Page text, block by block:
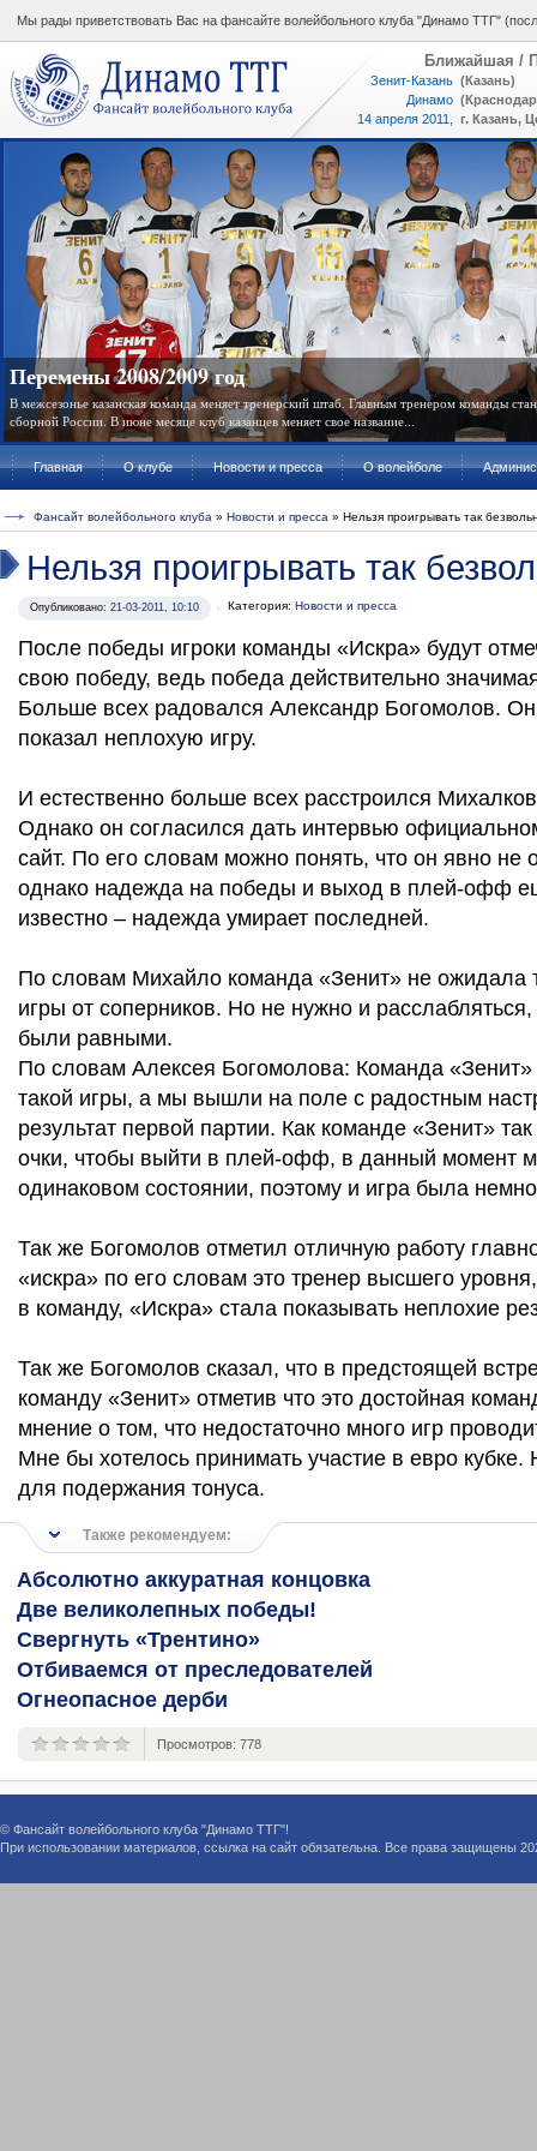
Мы рады приветствовать Вас на фансайте волейбольного клуба "Динамо ТТГ"
ВК "Динамо ТТГ"
Ближайшая /
Зенит-Казань (Казань)
Динамо
14 апреля 2011,
17:00
г. Казань,
Перемены 2008/2009 год
В межсезонье казанская команда меняет тренерский штаб. Главным тренером команды
сборной России. В июне месяце клуб казанцев меняет свое название...
Главная О клубе Новости и пресса О волейболе
Фансайт волейбольного клуба » Новости и пресса » Нельзя проигрывать так
Нельзя проигрывать так
Опубликовано: 21-03-2011, 10:10 Категория: Новости и пресса
После победы игроки команды «Искра» будут
свою победу, ведь победа действительно
Больше всех радовался Александр Богомолов. Он
показал неплохую игру.
И естественно больше всех расстроился
Однако он согласился дать интервью
сайт. По его словам можно понять, что он явно не
однако надежда на победы и выход в плей-офф
известно – надежда умирает последней.
По словам Михайло команда «Зенит» не ожидала
игры от соперников. Но не нужно и расслабляться,
были равными.
По словам Алексея Богомолова: Команда
такой игры, а мы вышли на поле с радостным
результат первой партии. Как команде «Зенит»
очки, чтобы выйти в плей-офф, в данный момент
одинаковом состоянии, поэтому и игра была
Так же Богомолов отметил отличную работу
«искра» по его словам это тренер высшего
в команду, «Искра» стала показывать неплохие
Так же Богомолов сказал, что в предстоящей
команду «Зенит» отметив что это достойная
мнение о том, что недостаточно много игр
Мне бы хотелось принимать участие в евро
для подержания тонуса.
Также рекомендуем:
Абсолютно аккуратная концовка
Две великолепных победы!
Свергнуть «Трентино»
Отбиваемся от преследователей
Огнеопасное дерби
Просмотров: 778
© Фансайт волейбольного клуба "Динамо ТТГ"!
При использовании материалов, ссылка на сайт обязательна. Все права защищены